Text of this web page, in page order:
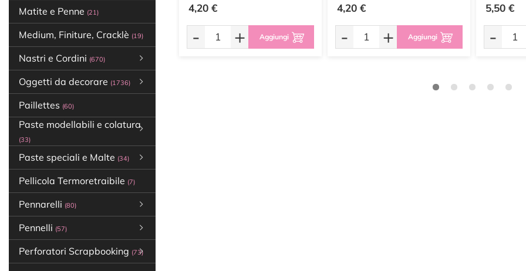
Matite e Penne (21)
Medium, Finiture, Cracklè (19)
Nastri e Cordini (670)
Oggetti da decorare (1736)
Paillettes (60)
Paste modellabili e colatura
(33)
Paste speciali e Malte (34)
Pellicola Termoretraibile (7)
Pennarelli (80)
Pennelli (57)
Perforatori Scrapbooking (73)
4,20 €
- + Aggiungi
4,20 €
- + Aggiungi
5,50 €
-